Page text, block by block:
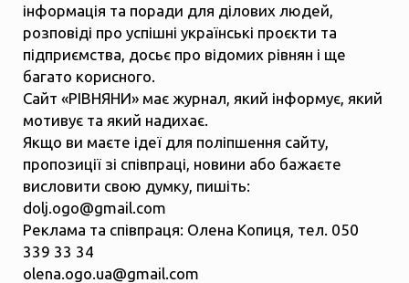
інформація та поради для ділових людей,
розповіді про успішні українські проєкти та
підприємства, досьє про відомих рівнян і ще
багато корисного.
Сайт «РІВНЯНИ» має журнал, який інформує, який
мотивує та який надихає.
Якщо ви маєте ідеї для поліпшення сайту,
пропозиції зі співпраці, новини або бажаєте
висловити свою думку, пишіть:
dolj.ogo@gmail.com
Реклама та співпраця: Олена Копиця, тел. 050
339 33 34
olena.ogo.ua@gmail.com